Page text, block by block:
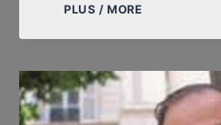
PLUS / MORE
NOW
THAT
THE
GENOCIDE